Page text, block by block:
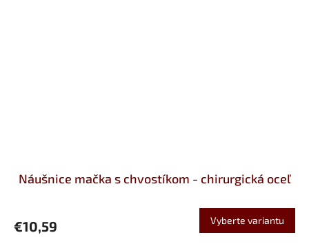
Náušnice mačka s chvostíkom - chirurgická oceľ
€10,59 Vyberte variantu